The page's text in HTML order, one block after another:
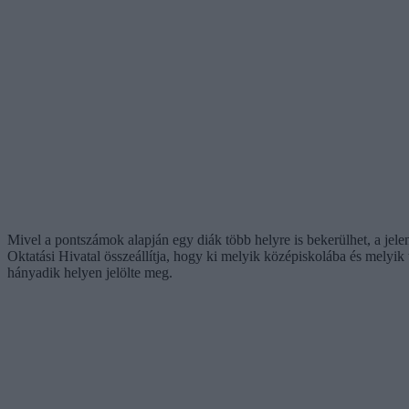
Mivel a pontszámok alapján egy diák több helyre is bekerülhet, a
Oktatási Hivatal összeállítja, hogy ki melyik középiskolába és
hányadik helyen jelölte meg.